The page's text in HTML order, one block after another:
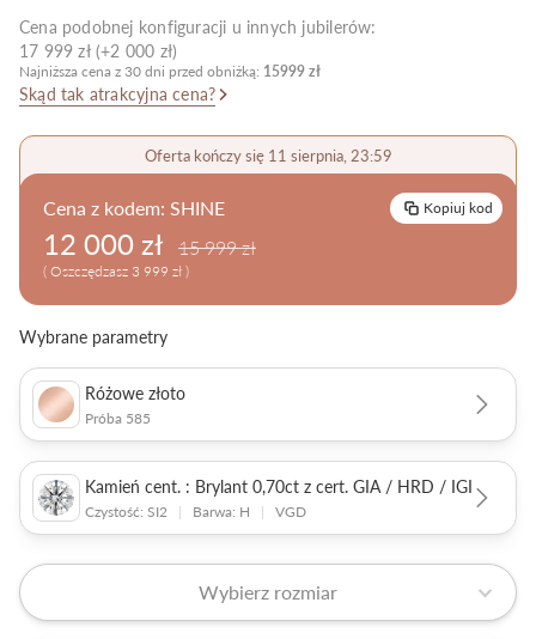
Pielęgnacja biżuterii
Cena podobnej konfiguracji u innych jubilerów:
17 999 zł (+2 000 zł)
Najniższa cena z 30 dni przed obniżką: 15999 zł
Skąd tak atrakcyjna cena?
Oferta kończy się 11 sierpnia, 23:59
Cena z kodem: SHINE Kopiuj kod
12 000 zł 15 999 zł
( Oszczędzasz 3 999 zł )
Wybrane parametry
Różowe złoto
Próba 585
Kamień cent. : Brylant 0,70ct z cert. GIA / HRD / IGI
Czystość: SI2 | Barwa: H | VGD
Wybierz rozmiar